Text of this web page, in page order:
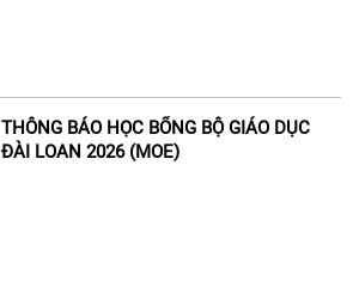
THÔNG BÁO HỌC BỔNG BỘ GIÁO DỤC
ĐÀI LOAN 2026 (MOE)